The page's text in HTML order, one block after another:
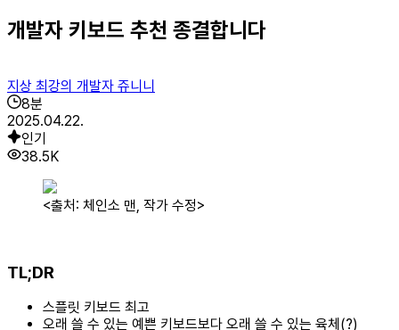
개발자 키보드 추천 종결합니다
지상 최강의 개발자 쥬니니
8분
2025.04.22.
인기
38.5K
<출처: 체인소 맨, 작가 수정>
TL;DR
스플릿 키보드 최고
오래 쓸 수 있는 예쁜 키보드보다 오래 쓸 수 있는 육체(?)